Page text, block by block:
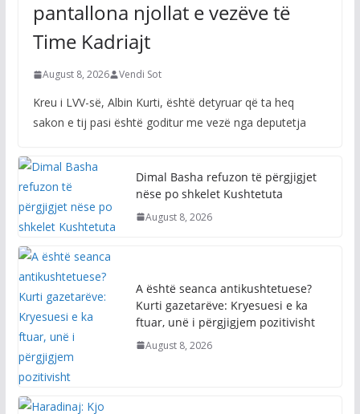
pantallona njollat e vezëve të
Time Kadriajt
August 8, 2026 Vendi Sot
Kreu i LVV-së, Albin Kurti, është detyruar që ta heq
sakon e tij pasi është goditur me vezë nga deputetja
Dimal Basha refuzon të përgjigjet
nëse po shkelet Kushtetuta
August 8, 2026
A është seanca antikushtetuese?
Kurti gazetarëve: Kryesuesi e ka
ftuar, unë i përgjigjem pozitivisht
August 8, 2026